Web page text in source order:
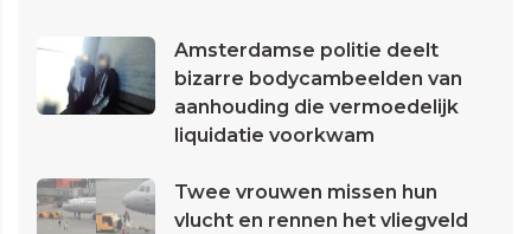
Amsterdamse politie deelt
bizarre bodycambeelden van
aanhouding die vermoedelijk
liquidatie voorkwam
Twee vrouwen missen hun
vlucht en rennen het vliegveld